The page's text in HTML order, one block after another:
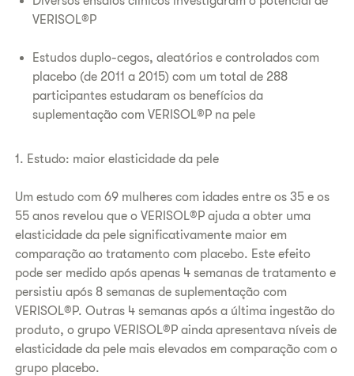
VERISOL®P
Estudos duplo-cegos, aleatórios e controlados com
placebo (de 2011 a 2015) com um total de 288
participantes estudaram os benefícios da
suplementação com VERISOL®P na pele
1. Estudo: maior elasticidade da pele
Um estudo com 69 mulheres com idades entre os 35 e os
55 anos revelou que o VERISOL®P ajuda a obter uma
elasticidade da pele significativamente maior em
comparação ao tratamento com placebo. Este efeito
pode ser medido após apenas 4 semanas de tratamento e
persistiu após 8 semanas de suplementação com
VERISOL®P. Outras 4 semanas após a última ingestão do
produto, o grupo VERISOL®P ainda apresentava níveis de
elasticidade da pele mais elevados em comparação com o
grupo placebo.